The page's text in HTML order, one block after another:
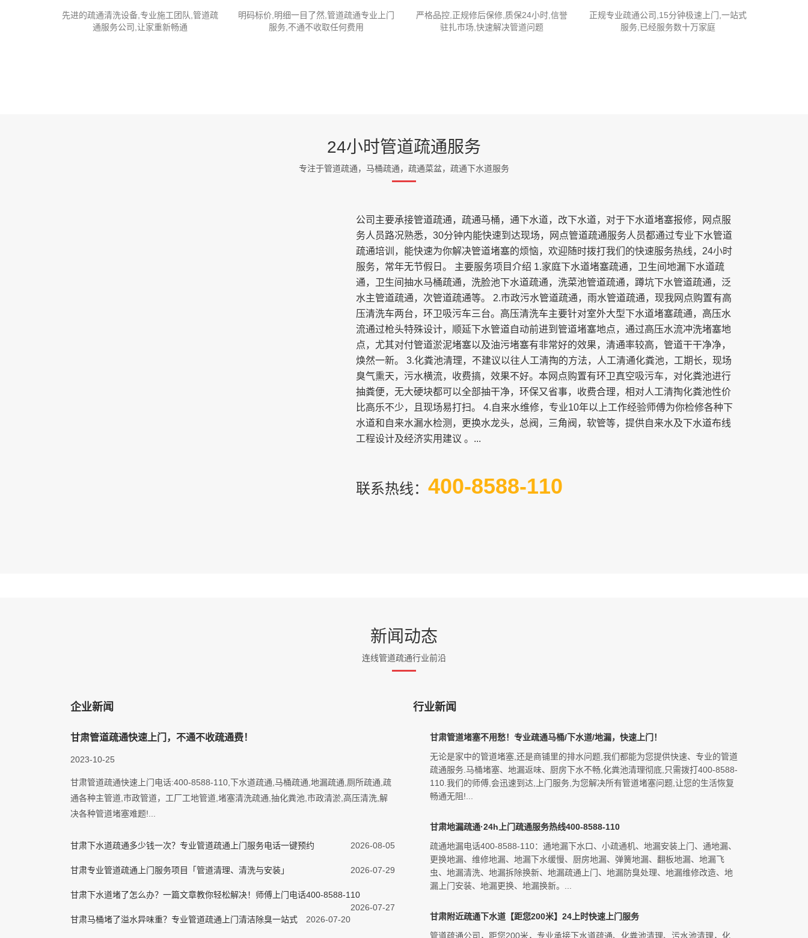
先进的疏通清洗设备,专业施工团队,管道疏
通服务公司,让家重新畅通
明码标价,明细一目了然,管道疏通专业上门
服务,不通不收取任何费用
严格品控,正规修后保修,质保24小时,信誉
驻扎市场,快速解决管道问题
正规专业疏通公司,15分钟极速上门,一站式
服务,已经服务数十万家庭
24小时管道疏通服务
专注于管道疏通，马桶疏通，疏通菜盆，疏通下水道服务
公司主要承接管道疏通，疏通马桶，通下水道，改下水道，对于下水道堵塞报修，网点服
务人员路况熟悉，30分钟内能快速到达现场，网点管道疏通服务人员都通过专业下水管道
疏通培训，能快速为你解决管道堵塞的烦恼，欢迎随时拨打我们的快速服务热线，24小时
服务，常年无节假日。 主要服务项目介绍 1.家庭下水道堵塞疏通，卫生间地漏下水道疏
通，卫生间抽水马桶疏通，洗脸池下水道疏通，洗菜池管道疏通，蹲坑下水管道疏通，泛
水主管道疏通，次管道疏通等。 2.市政污水管道疏通，雨水管道疏通，现我网点购置有高
压清洗车两台，环卫吸污车三台。高压清洗车主要针对室外大型下水道堵塞疏通，高压水
流通过枪头特殊设计，顺延下水管道自动前进到管道堵塞地点，通过高压水流冲洗堵塞地
点，尤其对付管道淤泥堵塞以及油污堵塞有非常好的效果，清通率较高，管道干干净净，
焕然一新。 3.化粪池清理，不建议以往人工清掏的方法，人工清通化粪池，工期长，现场
臭气熏天，污水横流，收费搞，效果不好。本网点购置有环卫真空吸污车，对化粪池进行
抽粪便，无大硬块都可以全部抽干净，环保又省事，收费合理，相对人工清掏化粪池性价
比高乐不少，且现场易打扫。 4.自来水维修，专业10年以上工作经验师傅为你检修各种下
水道和自来水漏水检测，更换水龙头，总阀，三角阀，软管等，提供自来水及下水道布线
工程设计及经济实用建议 。...
联系热线： 400-8588-110
新闻动态
连线管道疏通行业前沿
企业新闻
甘肃管道疏通快速上门，不通不收疏通费！
2023-10-25
甘肃管道疏通快速上门电话:400-8588-110,下水道疏通,马桶疏通,地漏疏通,厕所疏通,疏
通各种主管道,市政管道，工厂工地管道,堵塞清洗疏通,抽化粪池,市政清淤,高压清洗,解
决各种管道堵塞难题!...
甘肃下水道疏通多少钱一次？专业管道疏通上门服务电话一键预约 2026-08-05
甘肃专业管道疏通上门服务项目「管道清理、清洗与安装」 2026-07-29
甘肃下水道堵了怎么办？一篇文章教你轻松解决！师傅上门电话400-8588-110
2026-07-27
甘肃马桶堵了溢水异味重？专业管道疏通上门清洁除臭一站式
2026-07-20
行业新闻
甘肃管道堵塞不用愁！专业疏通马桶/下水道/地漏，快速上门！
无论是家中的管道堵塞,还是商铺里的排水问题,我们都能为您提供快速、专业的管道
疏通服务.马桶堵塞、地漏返味、厨房下水不畅,化粪池清理彻底,只需拨打400-8588-
110.我们的师傅,会迅速到达,上门服务,为您解决所有管道堵塞问题,让您的生活恢复
畅通无阻!...
甘肃地漏疏通·24h上门疏通服务热线400-8588-110
疏通地漏电话400-8588-110：通地漏下水口、小疏通机、地漏安装上门、通地漏、
更换地漏、维修地漏、地漏下水缓慢、厨房地漏、弹簧地漏、翻板地漏、地漏飞
虫、地漏清洗、地漏拆除换新、地漏疏通上门、地漏防臭处理、地漏维修改造、地
漏上门安装、地漏更换、地漏换新。...
甘肃附近疏通下水道【距您200米】24上时快速上门服务
管道疏通公司，距您200米，专业承接下水道疏通、化粪池清理、污水池清理，化